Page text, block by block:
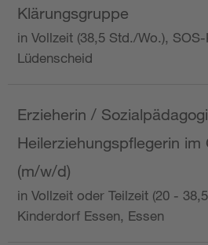
Klärungsgruppe
in Vollzeit (38,5 Std./Wo.),
Lüdenscheid
Erzieherin /
Heilerziehungspflegerin
(m/w/d)
in Vollzeit oder Teilzeit (20 -
Kinderdorf Essen, Essen